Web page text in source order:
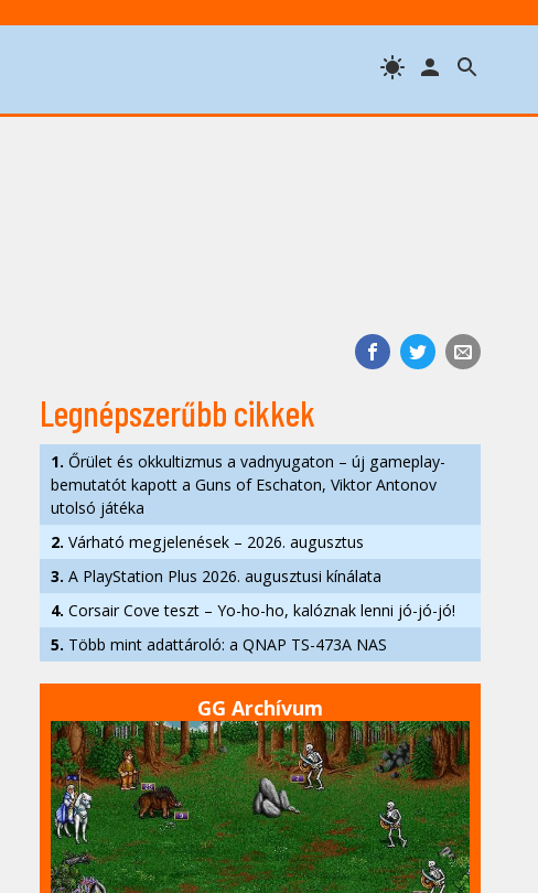
Legnépszerűbb cikkek
1. Őrület és okkultizmus a vadnyugaton – új gameplay-
bemutatót kapott a Guns of Eschaton, Viktor Antonov
utolsó játéka
2. Várható megjelenések – 2026. augusztus
3. A PlayStation Plus 2026. augusztusi kínálata
4. Corsair Cove teszt – Yo-ho-ho, kalóznak lenni jó-jó-jó!
5. Több mint adattároló: a QNAP TS-473A NAS
GG Archívum